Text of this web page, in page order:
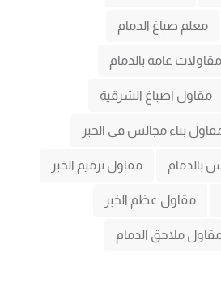
معلم صباغ الدمام
مقاولات عامه بالدمام
مقاول اصباغ الشرقية
بناء مجالس في الخبر
بالدمام مقاول ترميم الخبر
مقاول عظم الخبر
ملاحق الدمام